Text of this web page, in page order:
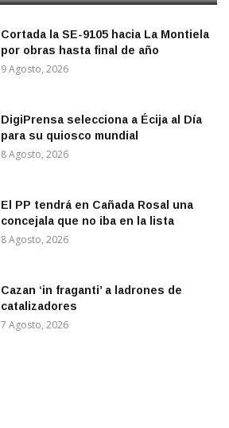
Cortada la SE-9105 hacia La Montiela
por obras hasta final de año
9 Agosto, 2026
DigiPrensa selecciona a Écija al Día
para su quiosco mundial
8 Agosto, 2026
El PP tendrá en Cañada Rosal una
concejala que no iba en la lista
8 Agosto, 2026
Cazan ‘in fraganti’ a ladrones de
catalizadores
7 Agosto, 2026